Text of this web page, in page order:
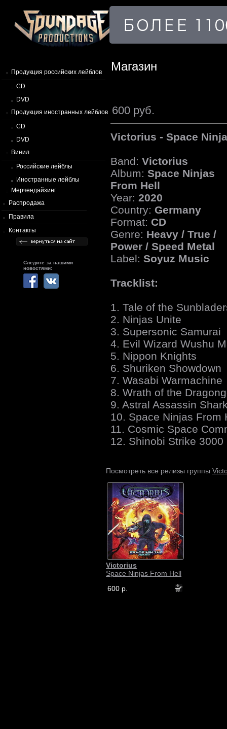
Продукция российских лейблов
CD
DVD
Продукция иностранных лейблов
CD
DVD
Винил
Российские лейблы
Иностранные лейблы
Мерчендайзинг
Распродажа
Правила
Контакты
Следите за нашими
новостями:
Магазин
600 руб.
Victorius - Space
Band: Victorius
Album: Space Ninjas
From Hell
Year: 2020
Country: Germany
Format: CD
Genre: Heavy / True /
Power / Speed Metal
Label: Soyuz Music
Tracklist:
1. Tale of the
2. Ninjas Unite
3. Supersonic Samurai
4. Evil Wizard Wushu
5. Nippon Knights
6. Shuriken Showdown
7. Wasabi Warmachine
8. Wrath of the
9. Astral Assassin
10. Space Ninjas From
11. Cosmic Space
12. Shinobi Strike 3000
Посмотреть все релизы группы
Victorius
Space Ninjas From Hell
600 р.